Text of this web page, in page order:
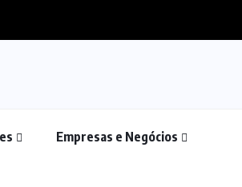
Empresas e Negócios